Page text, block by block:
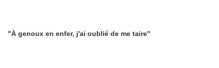
"À genoux en enfer, j'ai oublié de me taire"